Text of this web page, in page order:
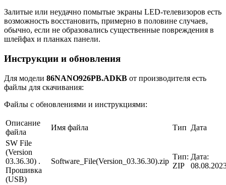
Залитые или неудачно помытые экраны LED-телевизоров есть
возможность восстановить, примерно в половине случаев,
обычно, если не образовались существенные повреждения в
шлейфах и планках панели.
Инструкции и обновления
Для модели 86NANO926PB.ADKB от производителя есть
файлы для скачивания:
Файлы с обновлениями и инструкциями:
Описание
файла
Имя файла Тип Дата
SW File
(Version
03.36.30) .
Прошивка
(USB)
Software_File(Version_03.36.30).zip
Тип:
ZIP
Дата: